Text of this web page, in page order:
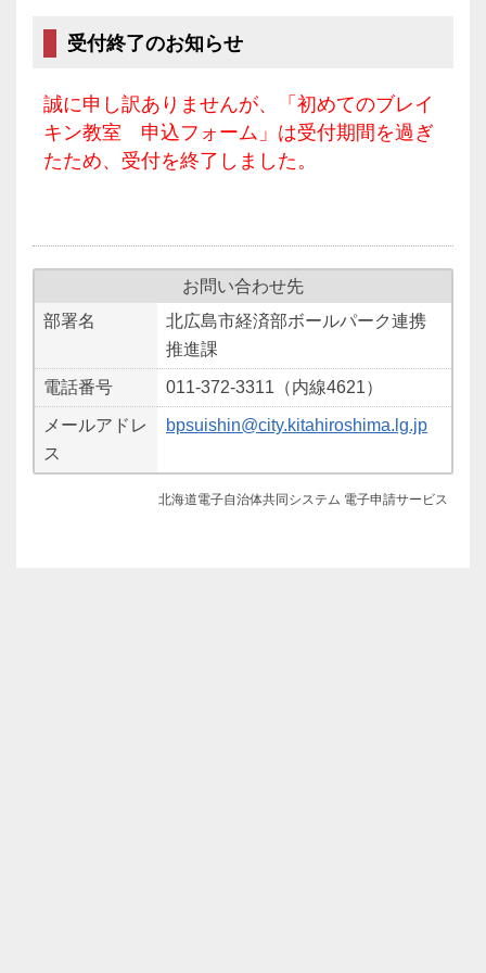
受付終了のお知らせ
誠に申し訳ありませんが、「初めてのブレイ
キン教室 申込フォーム」は受付期間を過ぎ
たため、受付を終了しました。
お問い合わせ先
部署名
北広島市経済部ボールパーク連携
推進課
電話番号 011-372-3311（内線4621）
メールアドレ
ス
bpsuishin@city.kitahiroshima.lg.jp
北海道電子自治体共同システム 電子申請サービス